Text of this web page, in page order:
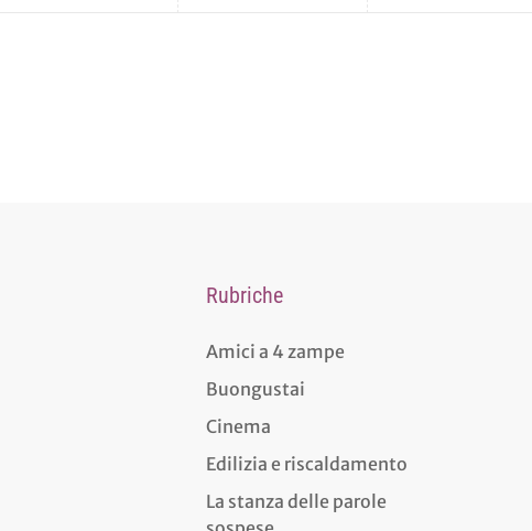
Rubriche
Amici a 4 zampe
Buongustai
Cinema
Edilizia e riscaldamento
La stanza delle parole